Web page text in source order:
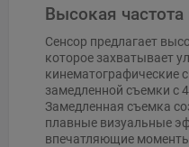
Высокая
Сенсор предлагает
которое захватывает
кинематографические
замедленной съемки с
Замедленная съемка
плавные визуальные
впечатляющие